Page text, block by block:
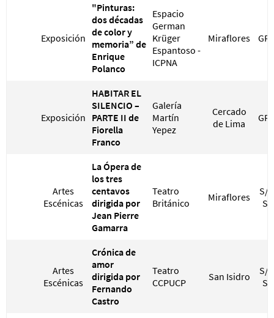
Exposición
"Pinturas:
dos décadas
de color y
memoria” de
Enrique
Polanco
Espacio
German
Krüger
Espantoso -
ICPNA
Miraflores
Exposición
HABITAR EL
SILENCIO –
PARTE II de
Fiorella
Franco
Galería
Martín
Yepez
Cercado
de Lima
Artes
Escénicas
La Ópera de
los tres
centavos
dirigida por
Jean Pierre
Gamarra
Teatro
Británico
Miraflores
S/
S/
Artes
Escénicas
Crónica de
amor
dirigida por
Fernando
Castro
Teatro
CCPUCP
San Isidro
S/
S/